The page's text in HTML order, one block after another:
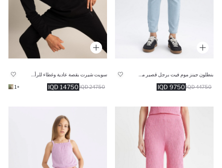
9750 IQD 44750 IQD
14750 IQD 24750 IQD
+1